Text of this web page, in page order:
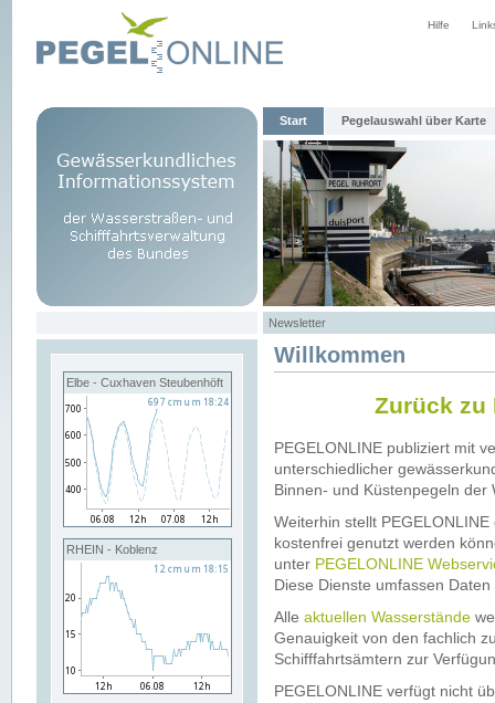
Hilfe
Start Pegelauswahl über Karte
Newsletter
Elbe - Cuxhaven Steubenhöft
RHEIN - Koblenz
Willkommen
Zurück zu
PEGELONLINE publiziert mit
unterschiedlicher
Binnen- und Küstenpegeln
Weiterhin stellt
kostenfrei genutzt werden
unter PEGELONLINE
Diese Dienste umfassen
Alle aktuellen Wasserstände
Genauigkeit von den fachlich
Schifffahrtsämtern zur
PEGELONLINE verfügt nicht